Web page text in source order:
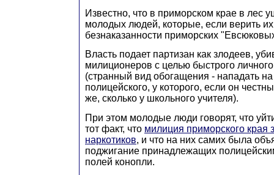
Известно, что в приморском крае в лес
молодых людей, которые, если верить
безнаказанности приморских
Власть подает партизан как злодеев,
милиционеров с целью быстрого
(странный вид обогащения - нападать
полицейского, у которого, если он
же, сколько у школьного учителя).
При этом молодые люди говорят, что
тот факт, что милиция приморского края
наркотиков, и что на них самих была
поджигание принадлежащих
полей конопли.